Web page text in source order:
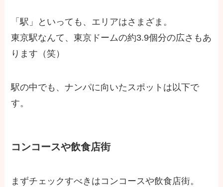
「駅」といっても、エリアはさまざま。
東京駅なんて、東京ドームの約3.9個分の広さもあ
ります（笑）
駅の中でも、ナンパに向いたスポットは以下で
す。
コンコースや飲食店街
まずチェックすべきはコンコースや飲食店街。